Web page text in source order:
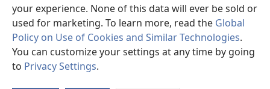
your experience. None of this data will ever be sold or
used for marketing. To learn more, read the Global
Policy on Use of Cookies and Similar Technologies.
You can customize your settings at any time by going
to Privacy Settings.
Copyright© 2026 Watch Tower Bible and Tract Society of Pennsylvania.
MGA KASUGTANAN SA PAGGAMIT